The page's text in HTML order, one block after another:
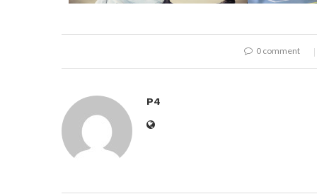
0 comment
P4